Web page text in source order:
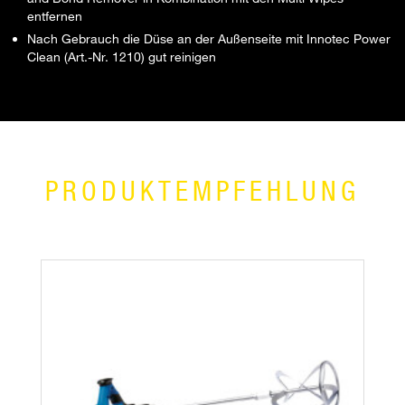
entfernen
Nach Gebrauch die Düse an der Außenseite mit Innotec Power
Clean (Art.-Nr. 1210) gut reinigen
PRODUKTEMPFEHLUNG